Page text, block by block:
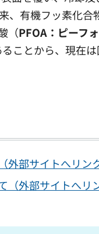
、有機フッ素化
（PFOA：ピーフ
ことから、現在
外部サイトへリンク
（外部サイトへリ